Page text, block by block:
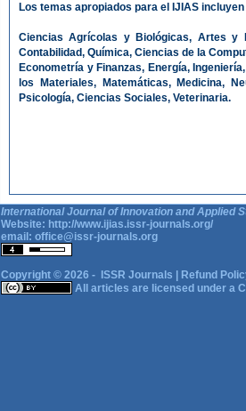
Los temas apropiados para el IJIAS
Ciencias Agrícolas y Biológicas, Artes y
Contabilidad, Química, Ciencias de la
Econometría y Finanzas, Energía,
los Materiales, Matemáticas, Medicina,
Psicología, Ciencias Sociales, Veterinaria.
International Journal of Innovation and Applied
Website: http://www.ijias.issr-journals.org/
email: office@issr-journals.org
Copyright © 2026 - ISSR Journals
Refund
All articles are licensed under a